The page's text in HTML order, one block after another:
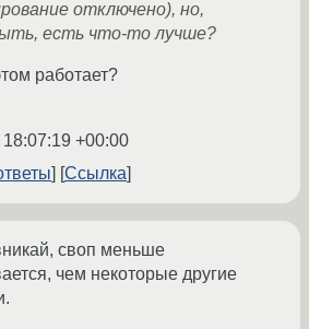
отключено), но,
есть что-то лучше?
работает?
+00:00
Ссылка
своп меньше
чем некоторые другие